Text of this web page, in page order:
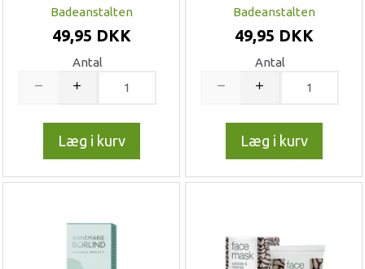
Badeanstalten
49,95 DKK
Antal
Læg i kurv
Badeanstalten
49,95 DKK
Antal
Læg i kurv